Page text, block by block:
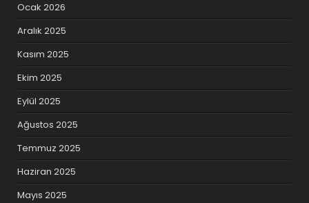
Ocak 2026
Aralık 2025
Kasım 2025
Ekim 2025
Eylül 2025
Ağustos 2025
Temmuz 2025
Haziran 2025
Mayıs 2025